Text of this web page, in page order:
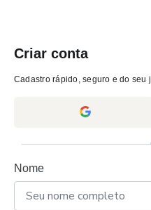
Criar conta
Cadastro rápido, seguro e do seu
Nome